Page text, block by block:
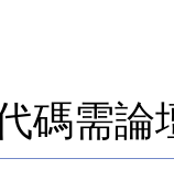
碼需